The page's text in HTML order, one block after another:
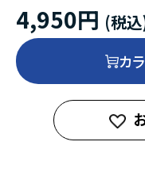
4,950円
カ